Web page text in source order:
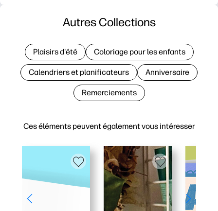
Ces éléments peuvent également vous intéresser
Autres Collections
Plaisirs d'été Coloriage pour les enfants
Calendriers et planificateurs Anniversaire
Remerciements